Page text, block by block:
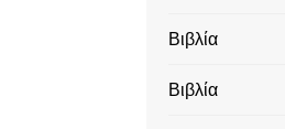
Βιβλία
Βιβλία